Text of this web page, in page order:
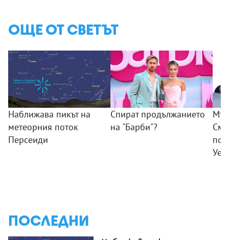
ОЩЕ ОТ СВЕТЪТ
Наближава пикът на
метеорния поток
Персеиди
Спират продължанието
на "Барби"?
ПОСЛЕДНИ